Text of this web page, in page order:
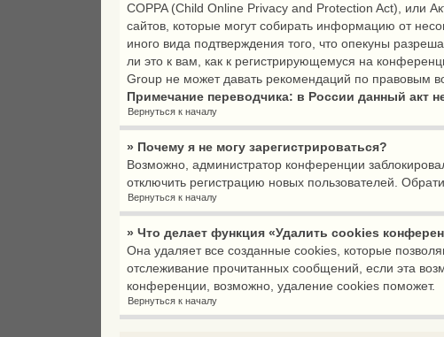
COPPA (Child Online Privacy and Protection Act), или
сайтов, которые могут собирать информацию от
иного вида подтверждения того, что опекуны
ли это к вам, как к регистрирующемуся на
Group не может давать рекомендаций по правовым
Примечание переводчика: в России данный акт
Вернуться к началу
» Почему я не могу зарегистрироваться?
Возможно, администратор конференции
отключить регистрацию новых пользователей.
Вернуться к началу
» Что делает функция «Удалить cookies
Она удаляет все созданные cookies, которые
отслеживание прочитанных сообщений, если эта
конференции, возможно, удаление cookies поможет.
Вернуться к началу